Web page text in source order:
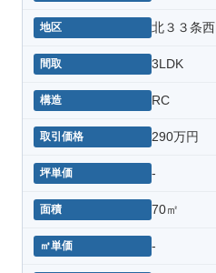
北３３条西
3LDK
RC
290万円
-
70㎡
-